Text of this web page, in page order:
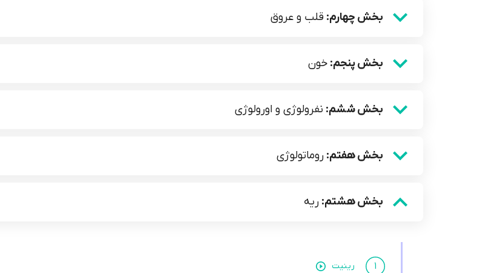
بخش چهارم: قلب و عروق
بخش پنجم: خون
بخش ششم: نفرولوژی و اورولوژی
بخش هفتم: روماتولوژی
بخش هشتم: ریه
۱ رینیت